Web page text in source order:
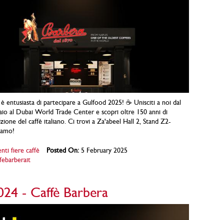
entusiasta di partecipare a Gulfood 2025! ☕ Unisciti a noi dal
al Dubai World Trade Center e scopri oltre 150 anni di
del caffè italiano. Ci trovi a Za'abeel Hall 2, Stand Z2-
fiere caffè Posted On:5 February 2025
- Caffè Barbera